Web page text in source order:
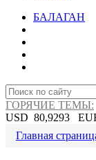
БАЛАГАН
ГОРЯЧИЕ ТЕМЫ:
USD 80,9293
Главная